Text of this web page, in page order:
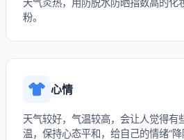
天气炎热，用防脱水防晒指数高的化
粉。
心情
天气较好，气温较高，会让人觉得有
温，保持心态平和，给自己的情绪“降